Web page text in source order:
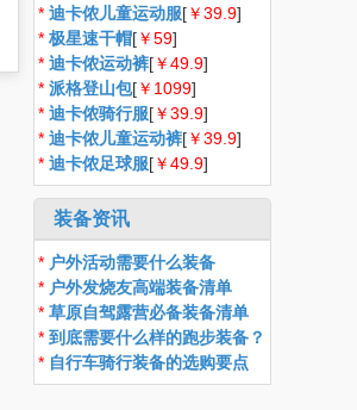
* 迪卡侬儿童运动服[￥39.9]
* 极星速干帽[￥59]
* 迪卡侬运动裤[￥49.9]
* 派格登山包[￥1099]
* 迪卡侬骑行服[￥39.9]
* 迪卡侬儿童运动裤[￥39.9]
* 迪卡侬足球服[￥49.9]
装备资讯
* 户外活动需要什么装备
* 户外发烧友高端装备清单
* 草原自驾露营必备装备清单
* 到底需要什么样的跑步装备？
* 自行车骑行装备的选购要点